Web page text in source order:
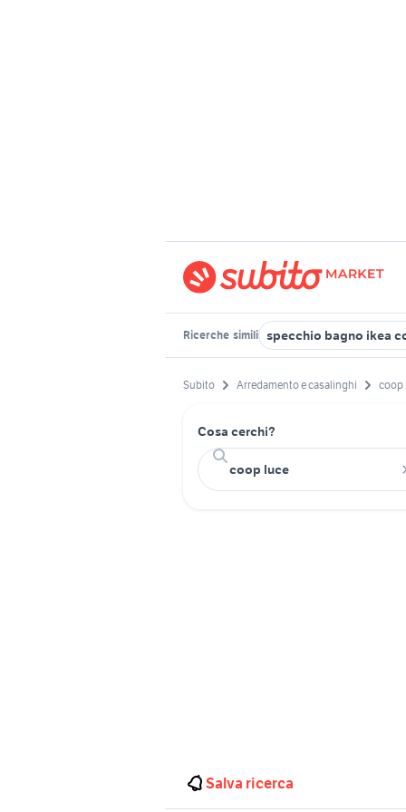
Ricerche simili specchio bagno ikea
Subito Arredamento e casalinghi coop
Cosa cerchi?
Salva ricerca